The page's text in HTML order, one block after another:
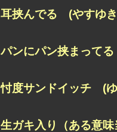
耳挟んでる (やすゆ
パンにパン挟まって
忖度サンドイッチ (
生ガキ入り（ある意